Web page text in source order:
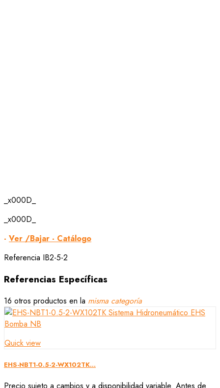
_x000D_
_x000D_
- Ver /Bajar - Catálogo
Referencia IB2-5-2
Referencias Específicas
16 otros productos en la misma categoría
Quick view
EHS-NBT1-0.5-2-WX102TK...
Precio sujeto a cambios y a disponibilidad variable. Antes de